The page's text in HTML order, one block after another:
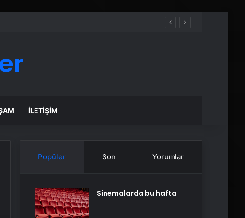
İLETIŞIM
Popüler Son Yorumlar
Sinemalarda bu hafta